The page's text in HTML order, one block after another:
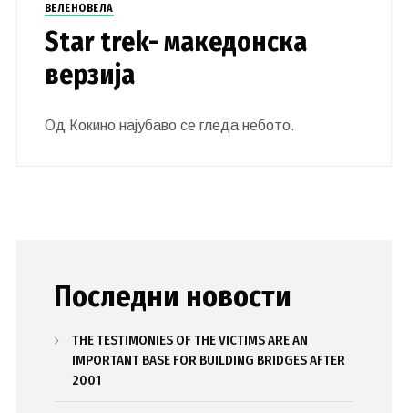
ВЕЛЕНОВЕЛА
Star trek- македонска
верзија
Од Кокино најубаво се гледа небото.
Последни новости
THE TESTIMONIES OF THE VICTIMS ARE AN
IMPORTANT BASE FOR BUILDING BRIDGES AFTER
2001